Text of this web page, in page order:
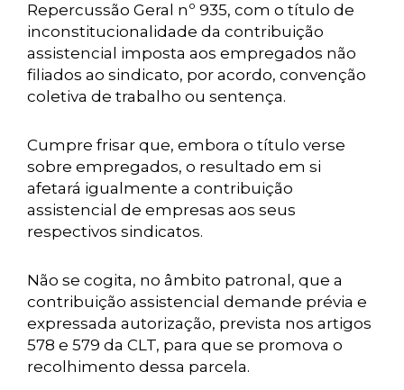
Repercussão Geral nº 935, com o título de
inconstitucionalidade da contribuição
assistencial imposta aos empregados não
filiados ao sindicato, por acordo, convenção
coletiva de trabalho ou sentença.
Cumpre frisar que, embora o título verse
sobre empregados, o resultado em si
afetará igualmente a contribuição
assistencial de empresas aos seus
respectivos sindicatos.
Não se cogita, no âmbito patronal, que a
contribuição assistencial demande prévia e
expressada autorização, prevista nos artigos
578 e 579 da CLT, para que se promova o
recolhimento dessa parcela.